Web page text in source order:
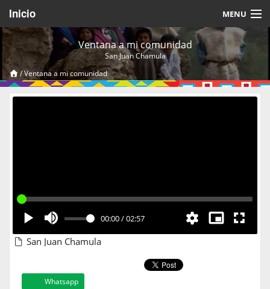
Inicio MENU
Acerca de
Videos Temáticos
Cerrar Sesión
Ventana a mi comunidad
San Juan Chamula
/Ventana a mi comunidad
00:00/02:57
San Juan Chamula
Whatsapp